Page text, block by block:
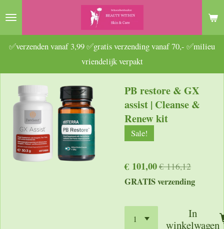
Ga
naar
hoofdinhoud
✅verzenden vanaf 3,99 ✅gratis verzending vanaf 70,- ✅milieu
vriendelijk verpakt
PB restore & GX
assist | Cleanse &
Renew kit
Sale!
€ 101,00€ 116,12
GRATIS verzending
In
winkelwagen